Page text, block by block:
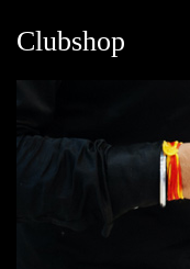
Clubshop